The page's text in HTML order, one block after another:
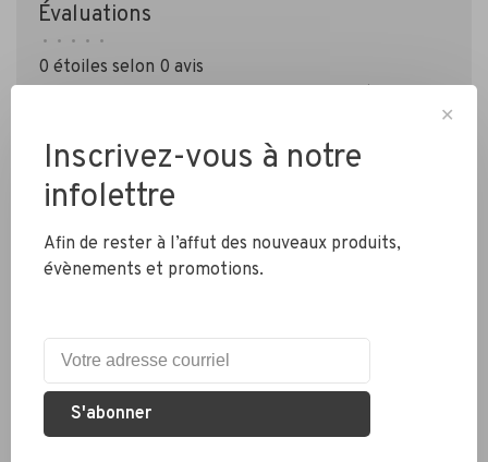
Évaluations
• • • • •
0 étoiles selon 0 avis
Expédition rapide
✕
Inscrivez-vous à notre
infolettre
Afin de rester à l’affut des nouveaux produits,
évènements et promotions.
S'abonner